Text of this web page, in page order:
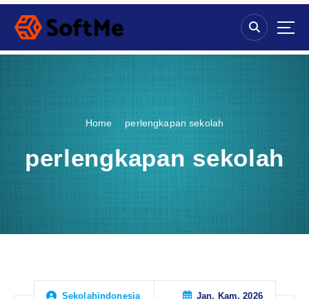
S
p
Home perlengkapan sekolah
perlengkapan sekolah
Sekolahindonesia Jan, Kam, 2026